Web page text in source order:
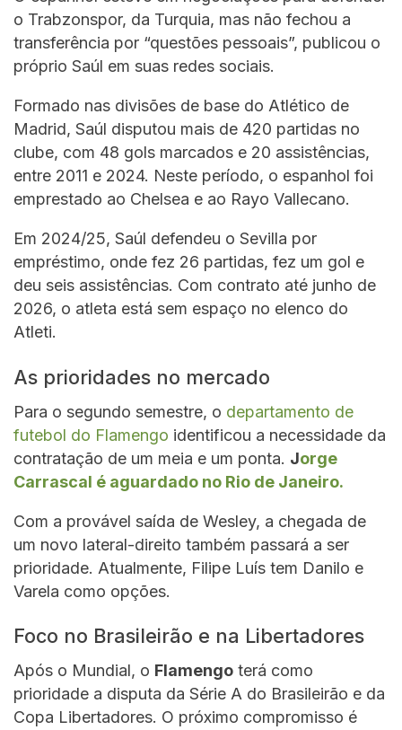
o Trabzonspor, da Turquia, mas não fechou a
transferência por “questões pessoais”, publicou o
próprio Saúl em suas redes sociais.
Formado nas divisões de base do Atlético de
Madrid, Saúl disputou mais de 420 partidas no
clube, com 48 gols marcados e 20 assistências,
entre 2011 e 2024. Neste período, o espanhol foi
emprestado ao Chelsea e ao Rayo Vallecano.
Em 2024/25, Saúl defendeu o Sevilla por
empréstimo, onde fez 26 partidas, fez um gol e
deu seis assistências. Com contrato até junho de
2026, o atleta está sem espaço no elenco do
Atleti.
As prioridades no mercado
Para o segundo semestre, o departamento de
futebol do Flamengo identificou a necessidade da
contratação de um meia e um ponta. Jorge
Carrascal é aguardado no Rio de Janeiro.
Com a provável saída de Wesley, a chegada de
um novo lateral-direito também passará a ser
prioridade. Atualmente, Filipe Luís tem Danilo e
Varela como opções.
Foco no Brasileirão e na Libertadores
Após o Mundial, o Flamengo terá como
prioridade a disputa da Série A do Brasileirão e da
Copa Libertadores. O próximo compromisso é